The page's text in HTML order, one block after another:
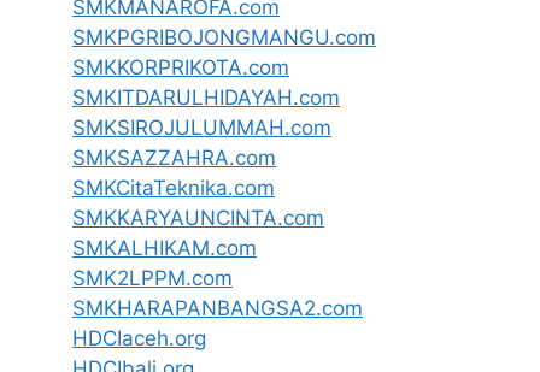
SMKMANAROFA.com
SMKPGRIBOJONGMANGU.com
SMKKORPRIKOTA.com
SMKITDARULHIDAYAH.com
SMKSIROJULUMMAH.com
SMKSAZZAHRA.com
SMKCitaTeknika.com
SMKKARYAUNCINTA.com
SMKALHIKAM.com
SMK2LPPM.com
SMKHARAPANBANGSA2.com
HDCIaceh.org